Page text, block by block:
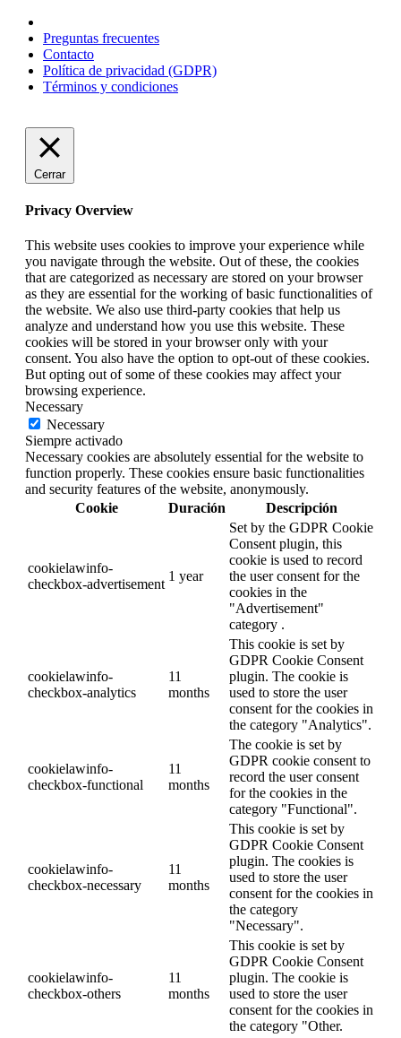
Preguntas frecuentes
Contacto
Política de privacidad (GDPR)
Términos y condiciones
Cerrar
Privacy Overview
This website uses cookies to improve your experience while
you navigate through the website. Out of these, the cookies
that are categorized as necessary are stored on your browser
as they are essential for the working of basic functionalities of
the website. We also use third-party cookies that help us
analyze and understand how you use this website. These
cookies will be stored in your browser only with your
consent. You also have the option to opt-out of these cookies.
But opting out of some of these cookies may affect your
browsing experience.
Necessary
Necessary
Siempre activado
Necessary cookies are absolutely essential for the website to
function properly. These cookies ensure basic functionalities
and security features of the website, anonymously.
Cookie
Duración Descripción
cookielawinfo-
checkbox-advertisement
1 year
Set by the GDPR Cookie
Consent plugin, this
cookie is used to record
the user consent for the
cookies in the
"Advertisement"
category .
cookielawinfo-
checkbox-analytics
11
months
This cookie is set by
GDPR Cookie Consent
plugin. The cookie is
used to store the user
consent for the cookies in
the category "Analytics".
cookielawinfo-
checkbox-functional
11
months
The cookie is set by
GDPR cookie consent to
record the user consent
for the cookies in the
category "Functional".
cookielawinfo-
checkbox-necessary
11
months
This cookie is set by
GDPR Cookie Consent
plugin. The cookies is
used to store the user
consent for the cookies in
the category
"Necessary".
cookielawinfo-
checkbox-others
11
months
This cookie is set by
GDPR Cookie Consent
plugin. The cookie is
used to store the user
consent for the cookies in
the category "Other.